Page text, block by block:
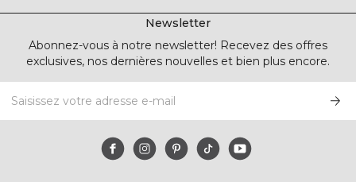
Newsletter
Abonnez-vous à notre newsletter! Recevez des offres
exclusives, nos dernières nouvelles et bien plus encore.